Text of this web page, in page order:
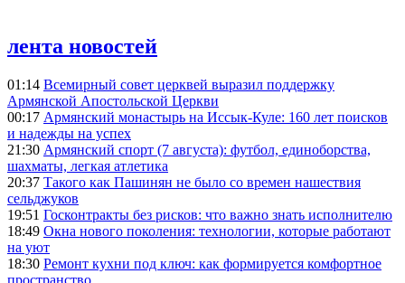
лента новостей
01:14 Всемирный совет церквей выразил поддержку
Армянской Апостольской Церкви
00:17 Армянский монастырь на Иссык-Куле: 160 лет поисков
и надежды на успех
21:30 Армянский спорт (7 августа): футбол, единоборства,
шахматы, легкая атлетика
20:37 Такого как Пашинян не было со времен нашествия
сельджуков
19:51 Госконтракты без рисков: что важно знать исполнителю
18:49 Окна нового поколения: технологии, которые работают
на уют
18:30 Ремонт кухни под ключ: как формируется комфортное
пространство